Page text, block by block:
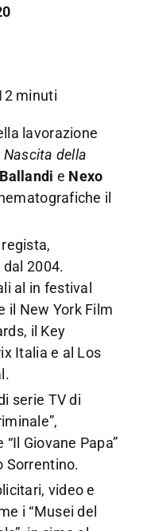
minuti
lavorazione
Nascita della
Ballandi e Nexo
il
2004.
al in festival
il New York Film
il Key
Italia e al Los
serie TV di
Giovane Papa”
Sorrentino.
video e
i “Musei del